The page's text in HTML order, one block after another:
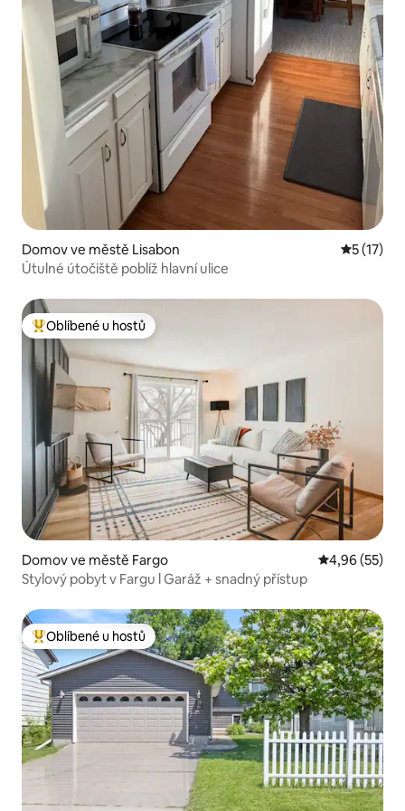
Domov ve městě Lisabon
5 (17)
Útulné útočiště poblíž hlavní ulice
Nejlepší v kategorii Oblíbené u hostů
Oblíbené u hostů
Domov ve městě Fargo Průměrné
4,96 (55)
Stylový pobyt v Fargu l Garáž + snadný přístup
Nejlepší v kategorii Oblíbené u hostů
Oblíbené u hostů